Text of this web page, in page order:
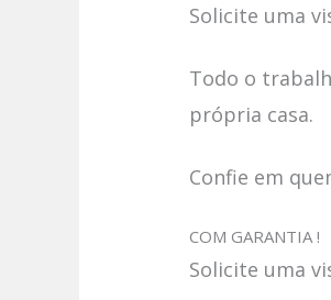
Solicite uma
Todo o
própria casa.
Confie em
COM GARANTIA !
Solicite uma